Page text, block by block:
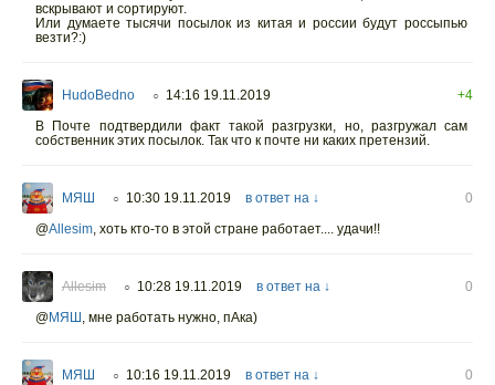
вскрывают и сортируют.
Или думаете тысячи посылок из китая и россии будут россыпью
везти?:)
HudoBedno ○ 14:16 19.11.2019
+4
В Почте подтвердили факт такой разгрузки, но, разгружал сам
собственник этих посылок. Так что к почте ни каких претензий.
МЯШ ○ 10:30 19.11.2019 в ответ на ↓
0
@Allesim, хоть кто-то в этой стране работает.... удачи!!
Allesim ○ 10:28 19.11.2019 в ответ на ↓
0
@МЯШ , мне работать нужно, пАка)
МЯШ ○ 10:16 19.11.2019 в ответ на ↓
0